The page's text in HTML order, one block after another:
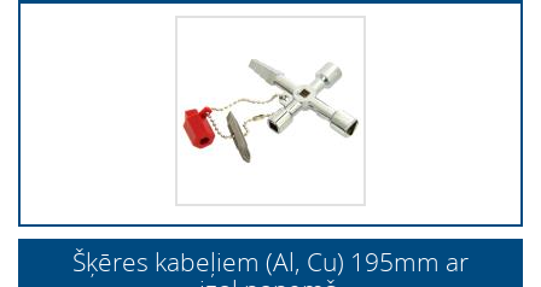
Šķēres kabeļiem (Al, Cu) 195mm ar